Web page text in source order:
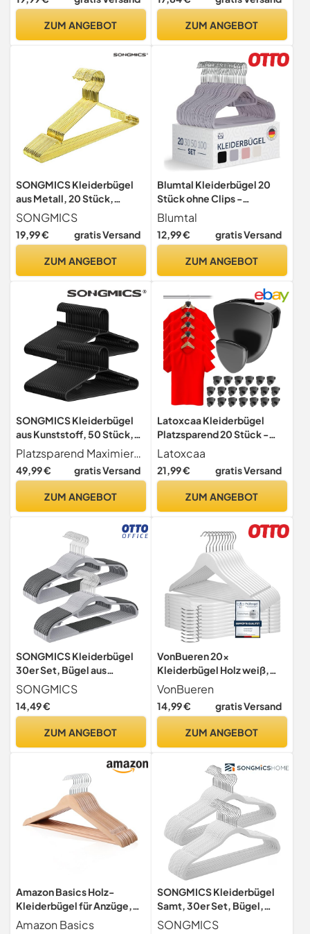
Premium Schwarzer
Drehbarer Haken, Schwarz
ZUM ANGEBOT
50er-Pack, Schwarz
ZUM ANGEBOT
SONGMICS Kleiderbügel
aus Metall, 20 Stück,
stilvoll verchromt,
rostbeständig,
platzsparend, 42 cm lang,
SONGMICS
19,99 € gratis Versand
ZUM ANGEBOT
Blumtal Kleiderbügel 20
Stück ohne Clips -
Kleiderbügel Samt 360°
drehbar und belastbar -
Ultra platzsparend und
Samtbügel Grau
Blumtal
12,99 € gratis Versand
ZUM ANGEBOT
SONGMICS Kleiderbügel
aus Kunststoff, 50 Stück,
platzsparend, leicht,
Hosenbügel, Jackenbügel,
Schwarz, CRP009B50
Platzsparend Maximieren Sie den Platz im Schrank mit diesen platzsparenden Kunststoff-Kleiderbügel! Mit einer Dicke von nur 0,6 cm können Sie mehr Kleidung wie T-Shirts, Hemden und Tanktops auf weniger Platz verstauen und Ihrem Schrank ein ordentlicheres Aussehen verleihen
49,99 € gratis Versand
ZUM ANGEBOT
Latoxcaa Kleiderbügel
Platzsparend 20 Stück -
Schwerlast Organizer bis
20KG | Stabile
platzsparende
Aufbewahrung | Schwarz
Latoxcaa
21,99 € gratis Versand
ZUM ANGEBOT
SONGMICS Kleiderbügel
30er Set, Bügel aus
Kunststoff, rutschfest,
platzsparend, Dicke 0,5
cm, 42 cm lang, um 360°
hellgrau-dunkelgrau
SONGMICS
14,49 €
ZUM ANGEBOT
VonBueren 20x
Kleiderbügel Holz weiß,
Holzkleiderbügel,
Holzbügel, Bügel
VonBueren
14,99 € gratis Versand
ZUM ANGEBOT
Amazon Basics Holz-
Kleiderbügel für Anzüge,
44x22cm, Natürlich, 10er-
Amazon Basics
SONGMICS Kleiderbügel
Samt, 30er Set, Bügel,
Jackenbügel, 41,5 cm breit,
SONGMICS